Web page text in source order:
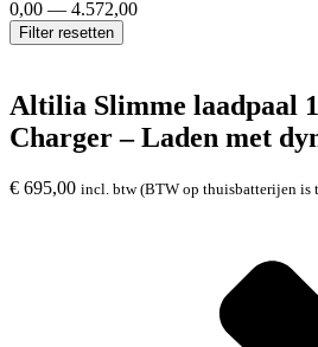
0,00 — 4.572,00
Filter resetten
Altilia Slimme laadpaal
Charger – Laden met
€ 695,00 incl. btw (BTW op thuisbatterijen is